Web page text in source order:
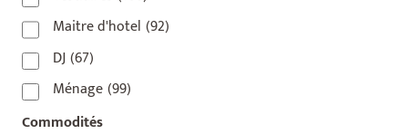
75019(4)
75020
92110(1)
92800(1)
Maitre d'hotel (92)
DJ(67)
Ménage(99)
Commodités